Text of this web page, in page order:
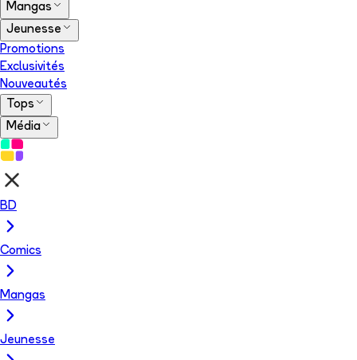
Mangas
Jeunesse
Promotions
Exclusivités
Nouveautés
Tops
Média
BD
Comics
Mangas
Jeunesse